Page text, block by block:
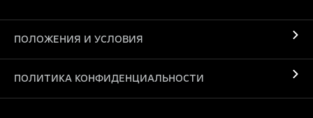
ПОЛОЖЕНИЯ И УСЛОВИЯ
ПОЛИТИКА КОНФИДЕНЦИАЛЬНОСТИ